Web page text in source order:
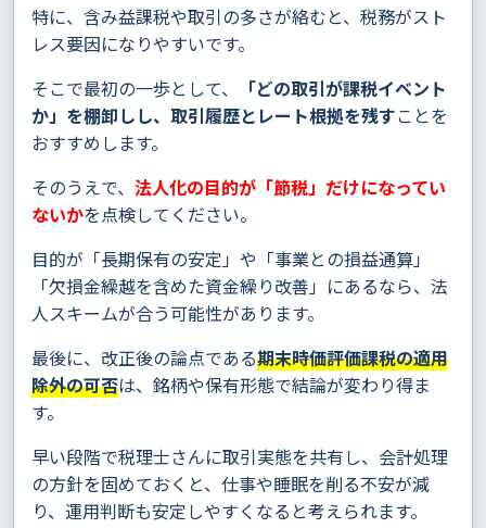
特に、含み益課税や取引の多さが絡むと、税務がスト
レス要因になりやすいです。
そこで最初の一歩として、
「どの取引が課税イベント
か」を棚卸しし、取引履歴とレート根拠を残すことを
おすすめします。
そのうえで、 法人化の目的が「節税」だけになってい
ないかを点検してください。
目的が「長期保有の安定」や「事業との損益通算」
「欠損金繰越を含めた資金繰り改善」にあるなら、法
人スキームが合う可能性があります。
最後に、改正後の論点である期末時価評価課税の適用
除外の可否は、銘柄や保有形態で結論が変わり得ま
す。
早い段階で税理士さんに取引実態を共有し、会計処理
の方針を固めておくと、仕事や睡眠を削る不安が減
り、運用判断も安定しやすくなると考えられます。